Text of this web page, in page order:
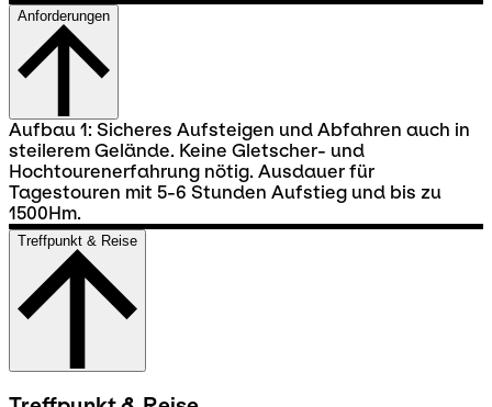
Anforderungen
Aufbau 1: Sicheres Aufsteigen und Abfahren auch in
steilerem Gelände. Keine Gletscher- und
Hochtourenerfahrung nötig. Ausdauer für
Tagestouren mit 5-6 Stunden Aufstieg und bis zu
1500Hm.
Treffpunkt & Reise